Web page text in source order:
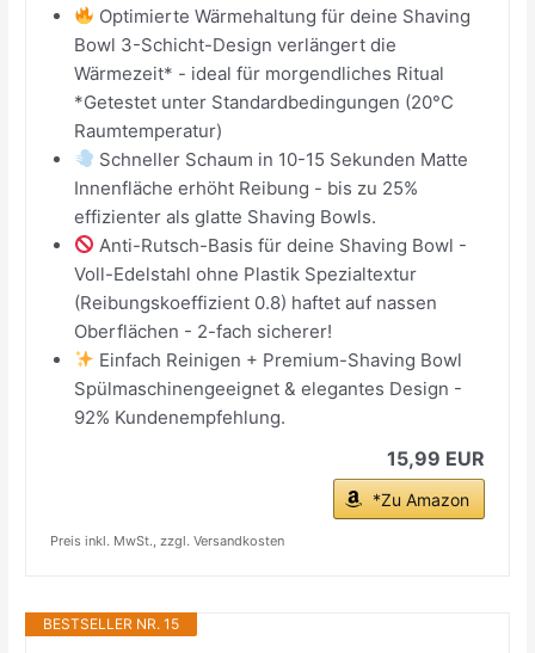
Optimierte Wärmehaltung für deine Shaving
Bowl 3-Schicht-Design verlängert die
Wärmezeit* - ideal für morgendliches Ritual
*Getestet unter Standardbedingungen (20°C
Raumtemperatur)
Schneller Schaum in 10-15 Sekunden Matte
Innenfläche erhöht Reibung - bis zu 25%
effizienter als glatte Shaving Bowls.
Anti-Rutsch-Basis für deine Shaving Bowl -
Voll-Edelstahl ohne Plastik Spezialtextur
(Reibungskoeffizient 0.8) haftet auf nassen
Oberflächen - 2-fach sicherer!
Einfach Reinigen + Premium-Shaving Bowl
Spülmaschinengeeignet & elegantes Design -
92% Kundenempfehlung.
15,99 EUR
*Zu Amazon
Preis inkl. MwSt., zzgl. Versandkosten
BESTSELLER NR. 15